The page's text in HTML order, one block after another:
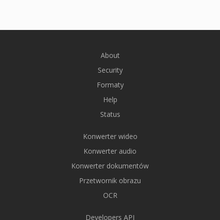
About
Security
Formaty
Help
Status
Konwerter wideo
Konwerter audio
Konwerter dokumentów
Przetwornik obrazu
OCR
Developers API